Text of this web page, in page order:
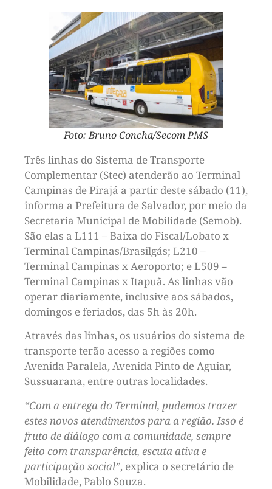
Foto: Bruno Concha/Secom PMS
Três linhas do Sistema de Transporte
Complementar (Stec) atenderão ao Terminal
Campinas de Pirajá a partir deste sábado (11),
informa a Prefeitura de Salvador, por meio da
Secretaria Municipal de Mobilidade (Semob).
São elas a L111 – Baixa do Fiscal/Lobato x
Terminal Campinas/Brasilgás; L210 –
Terminal Campinas x Aeroporto; e L509 –
Terminal Campinas x Itapuã. As linhas vão
operar diariamente, inclusive aos sábados,
domingos e feriados, das 5h às 20h.
Através das linhas, os usuários do sistema de
transporte terão acesso a regiões como
Avenida Paralela, Avenida Pinto de Aguiar,
Sussuarana, entre outras localidades.
“Com a entrega do Terminal, pudemos trazer
estes novos atendimentos para a região. Isso é
fruto de diálogo com a comunidade, sempre
feito com transparência, escuta ativa e
participação social”, explica o secretário de
Mobilidade, Pablo Souza.